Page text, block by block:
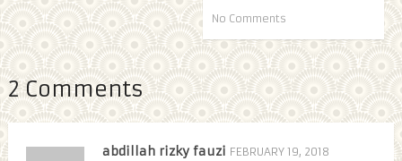
No Comments
2 Comments
abdillah rizky fauzi FEBRUARY 19, 2018